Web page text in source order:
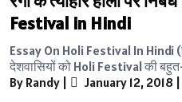
Festival in Hindi
Essay On Holi Festival In Hindi
देशवासियों को Holi Festival की
By Randy | January 12, 2018 |